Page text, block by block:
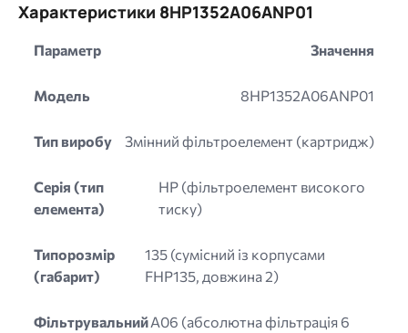
Характеристики 8HP1352A06ANP01
Параметр Значення
Модель 8HP1352A06ANP01
Тип виробу Змінний фільтроелемент (картридж)
Серія (тип
елемента)
HP (фільтроелемент високого
тиску)
Типорозмір
(габарит)
135 (сумісний із корпусами
FHP135, довжина 2)
ФільтрувальнийA06 (абсолютна фільтрація 6